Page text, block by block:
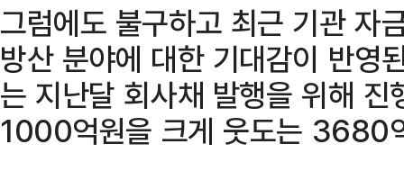
그럼에도 불구하고 최근 기관 자
방산 분야에 대한 기대감이 반영
는 지난달 회사채 발행을 위해
1000억원을 크게 웃도는 3680